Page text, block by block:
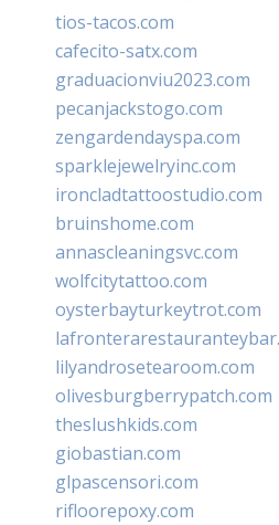
tios-tacos.com
cafecito-satx.com
graduacionviu2023.com
pecanjackstogo.com
zengardendayspa.com
sparklejewelryinc.com
ironcladtattoostudio.com
bruinshome.com
annascleaningsvc.com
wolfcitytattoo.com
oysterbayturkeytrot.com
lilyandrosetearoom.com
olivesburgberrypatch.com
theslushkids.com
giobastian.com
glpascensori.com
rifloorepoxy.com